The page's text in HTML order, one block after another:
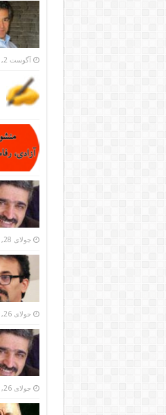
آگوست 2, 2026
جولای 28, 2026
جولای 26, 2026
جولای 26, 2026